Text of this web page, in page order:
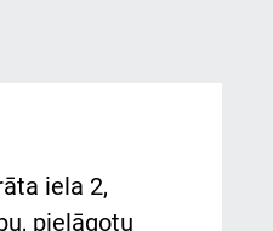
iela 2,
pielāgotu